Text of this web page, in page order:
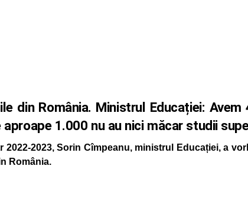
din România. Ministrul Educației:
1.000 nu au nici măcar studii
2022-2023, Sorin Cîmpeanu, ministrul Educației, a
România.